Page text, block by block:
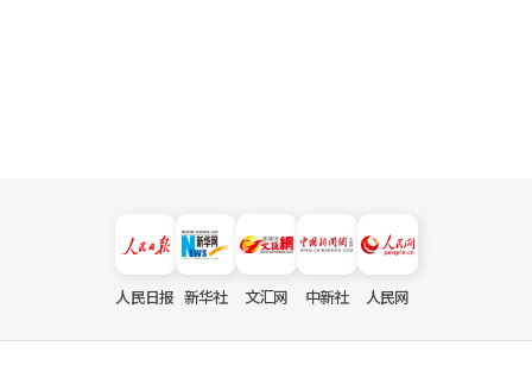
人民日报 新华社 文汇网 中新社 人民网